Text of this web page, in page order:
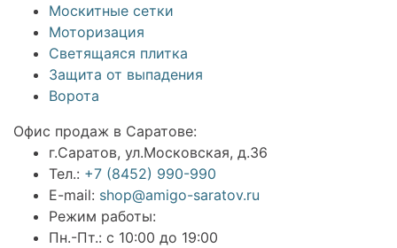
Москитные сетки
Моторизация
Светящаяся плитка
Защита от выпадения
Ворота
Офис продаж в Саратове:
г.Саратов, ул.Московская, д.36
Тел.: +7 (8452) 990-990
E-mail: shop@amigo-saratov.ru
Режим работы:
Пн.-Пт.: с 10:00 до 19:00